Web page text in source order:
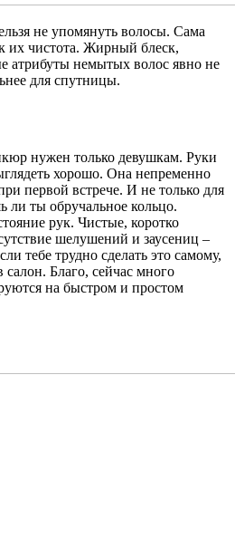
не упомянуть волосы. Сама
их чистота. Жирный блеск,
атрибуты немытых волос явно не
для спутницы.
нужен только девушкам. Руки
хорошо. Она непременно
первой встрече. И не только для
ли ты обручальное кольцо.
рук. Чистые, коротко
шелушений и заусениц –
тебе трудно сделать это самому,
салон. Благо, сейчас много
на быстром и простом